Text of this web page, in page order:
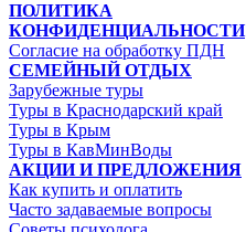
ПОЛИТИКА
КОНФИДЕНЦИАЛЬНОСТИ
Согласие на обработку ПДН
СЕМЕЙНЫЙ ОТДЫХ
Зарубежные туры
Туры в Краснодарский край
Туры в Крым
Туры в КавМинВоды
АКЦИИ И ПРЕДЛОЖЕНИЯ
Как купить и оплатить
Часто задаваемые вопросы